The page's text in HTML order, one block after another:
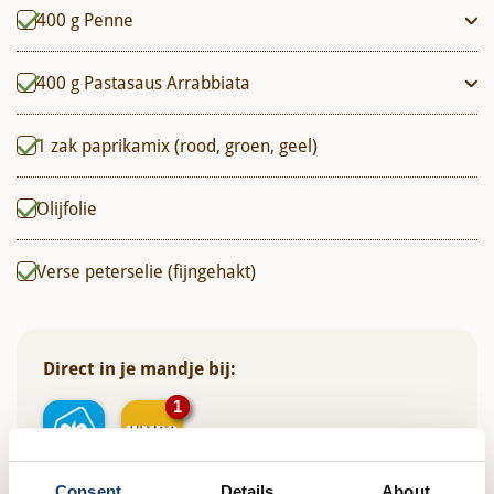
ingrediënten) als tomaat, chilipeper, knoflook en
peterselie, hierin al voor je bij elkaar gedaan. Simpel, goed
400 g Penne
400 g Pastasaus Arrabbiata
1 zak paprikamix (rood, groen, geel)
Olijfolie
Verse peterselie (fijngehakt)
Direct in je mandje bij:
1
1